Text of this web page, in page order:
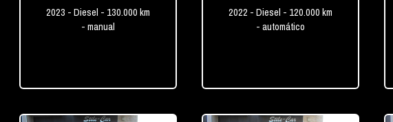
2023 - Diesel - 130.000 km
- manual
2022 - Diesel - 120.000 km
- automático